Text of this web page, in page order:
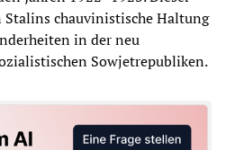
Stalins chauvinistische Haltung
in der neu
Sowjetrepubliken.